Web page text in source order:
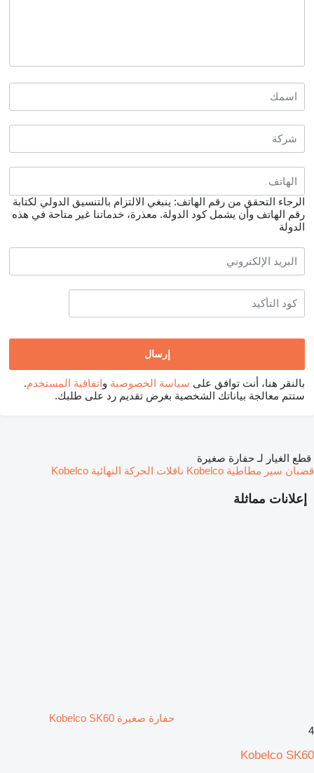
الرجاء التحقق من رقم الهاتف: ينبغي الالتزام بالتنسيق الدولي لكتابة
رقم الهاتف وأن يشمل كود الدولة. معذرة، خدماتنا غير متاحة في هذه
الدولة
بالنقر هنا، أنت توافق على سياسة الخصوصية واتفاقية المستخدم.
ستتم معالجة بياناتك الشخصية بغرض تقديم رد على طلبك.
إعلانات مماثلة
حفارة صغيرة Kobelco SK60
4
Kobelco SK60
قطع الغيار لـ حفارة صغيرة
قضبان سير مطاطية Kobelco
ناقلات الحركة النهائية Kobelco